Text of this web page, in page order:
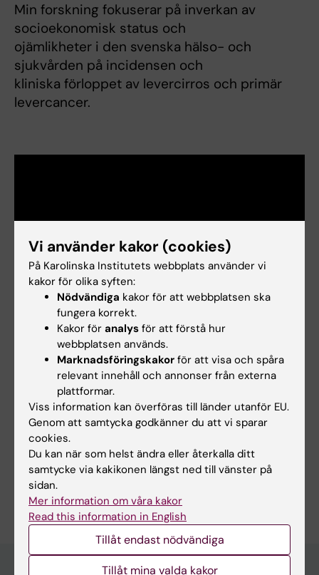
Min forskning fokuserar på inverkan av
socioekonomisk status och
ojämlikheter i den svenska hälso- och
sjukvården på incidensen och
kliniska förloppet av levercirros och primär
levercancer.
Forskningsområden:
Cancer och onkologi
Forskningsämnen:
Epidemiologi
Skrumplever
Socioekonomiska
skillnader i hälsa
Visa alla
Är du Juan Vaz?
Redigera din profil
Vi använder kakor (cookies)
På Karolinska Institutets webbplats använder vi
kakor för olika syften:
Nödvändiga kakor för att webbplatsen ska
fungera korrekt.
Kakor för analys för att förstå hur
webbplatsen används.
Marknadsföringskakor för att visa och spåra
relevant innehåll och annonser från externa
plattformar.
Viss information kan överföras till länder utanför EU.
Genom att samtycka godkänner du att vi sparar
cookies.
Du kan när som helst ändra eller återkalla ditt
samtycke via kakikonen längst ned till vänster på
sidan.
Mer information om våra kakor
Read this information in English
Tillåt endast nödvändiga
Tillåt mina valda kakor